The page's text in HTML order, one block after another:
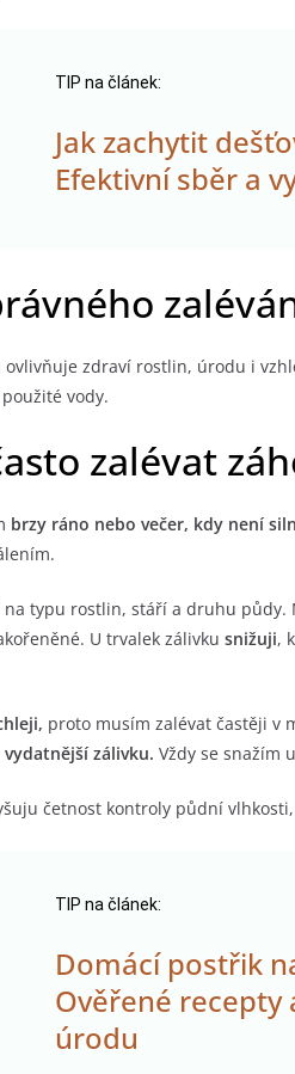
TIP na článek:
Jak zachytit
Efektivní sběr a
ovlivňuje zdraví rostlin, úrodu i
vody.
zalévat
brzy ráno nebo večer, kdy není
na typu rostlin, stáří a druhu
U trvalek zálivku snižuji,
proto musím zalévat častěji v
vydatnější zálivku. Vždy se snažím
četnost kontroly půdní
TIP na článek:
Domácí postřik
Ověřené recepty
úrodu